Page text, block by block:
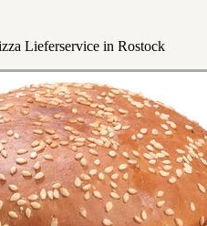
Lieferservice in Rostock